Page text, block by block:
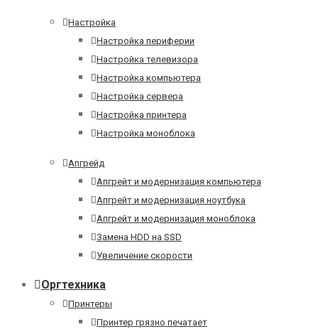
Настройка
Настройка периферии
Настройка телевизора
Настройка компьютера
Настройка сервера
Настройка принтера
Настройка моноблока
Апгрейд
Апгрейт и модернизация компьютера
Апгрейт и модернизация ноутбука
Апгрейт и модернизация моноблока
Замена HDD на SSD
Увеличение скорости
Оргтехника
Принтеры
Принтер грязно печатает